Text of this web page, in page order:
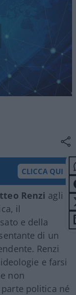
CLICCA QUI
Renzi agli
il
e della
di un
Renzi
e farsi
non
politica né